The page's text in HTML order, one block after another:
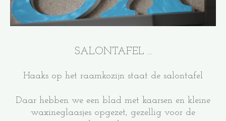
SALONTAFEL ...
Haaks op het raamkozijn staat de salontafel
Daar hebben we een blad met kaarsen en kleine
waxineglaasjes opgezet, gezellig voor de